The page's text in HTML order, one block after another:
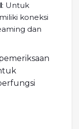
: Untuk
koneksi
dan